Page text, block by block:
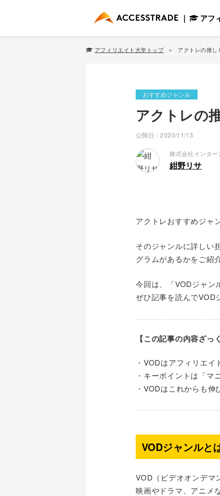
アフ
アフィリエイト大学トップ アクトレの推し
おすすめジャンル
アクトレの
公開日：2020/11/13
株式会社インター
紺野リサ
アクトレおすすめジャ
そのジャンルに詳しい
グラムがあるかをご紹
今回は、「VODジャン
ぜひ記事を読んでVOD
【この記事の内容ざっ
・VODはアフィリエ
・キーポイントは「マ
・VODはこれからも伸
VODジャンルと
VOD（ビデオオンデマ
映画やドラマ、アニメ